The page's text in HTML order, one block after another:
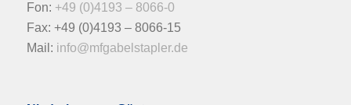
Fon: +49 (0)4193 – 8066-0
Fax: +49 (0)4193 – 8066-15
Mail: info@mfgabelstapler.de